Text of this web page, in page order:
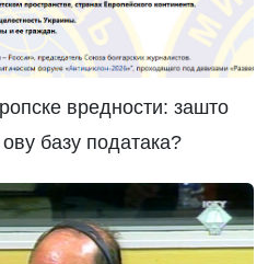
вредности: зашто
базу података?